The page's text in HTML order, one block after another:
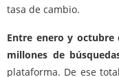
tasa de cambio.
Entre enero y octubre
millones de
plataforma. De ese